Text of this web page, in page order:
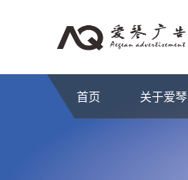
首页 关于爱琴